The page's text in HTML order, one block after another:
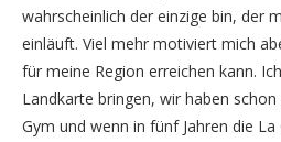
wahrscheinlich der einzige bin, der
einläuft. Viel mehr motiviert mich
für meine Region erreichen kann.
Landkarte bringen, wir haben
Gym und wenn in fünf Jahren die